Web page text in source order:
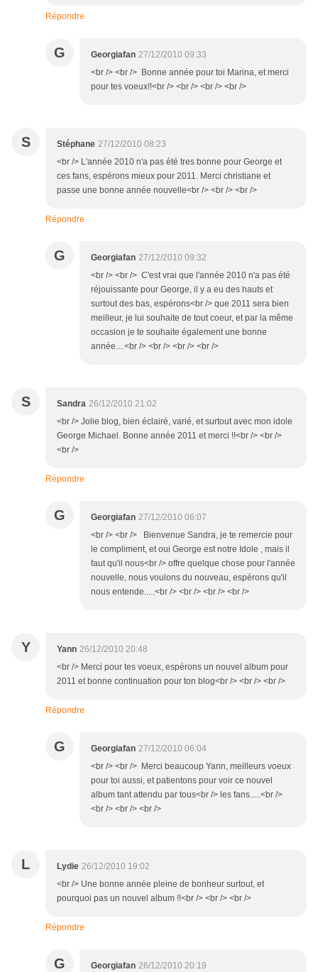
Répondre
G Georgiafan 27/12/2010 09:33
<br /> <br /> Bonne année pour toi Marina, et merci
pour tes voeux!!<br /> <br /> <br /> <br />
S Stéphane 27/12/2010 08:23
<br /> L'année 2010 n'a pas été tres bonne pour George et
ces fans, espérons mieux pour 2011. Merci christiane et
passe une bonne année nouvelle<br /> <br /> <br />
Répondre
G Georgiafan 27/12/2010 09:32
<br /> <br /> C'est vrai que l'année 2010 n'a pas été
réjouissante pour George, il y a eu des hauts et
surtout des bas, espérons<br /> que 2011 sera bien
meilleur, je lui souhaite de tout coeur, et par la même
occasion je te souhaite également une bonne
année....<br /> <br /> <br /> <br />
S Sandra 26/12/2010 21:02
<br /> Jolie blog, bien éclairé, varié, et surtout avec mon idole
George Michael. Bonne année 2011 et merci !!<br /> <br />
<br />
Répondre
G Georgiafan 27/12/2010 06:07
<br /> <br /> Bienvenue Sandra, je te remercie pour
le compliment, et oui George est notre Idole , mais il
faut qu'il nous<br /> offre quelque chose pour l'année
nouvelle, nous voulons du nouveau, espérons qu'il
nous entende.....<br /> <br /> <br /> <br />
Y Yann 26/12/2010 20:48
<br /> Merci pour tes voeux, espérons un nouvel album pour
2011 et bonne continuation pour ton blog<br /> <br /> <br />
Répondre
G Georgiafan 27/12/2010 06:04
<br /> <br /> Merci beaucoup Yann, meilleurs voeux
pour toi aussi, et patientons pour voir ce nouvel
album tant attendu par tous<br /> les fans.....<br />
<br /> <br /> <br />
L Lydie 26/12/2010 19:02
<br /> Une bonne année pleine de bonheur surtout, et
pourquoi pas un nouvel album !!<br /> <br /> <br />
Répondre
G Georgiafan 26/12/2010 20:19